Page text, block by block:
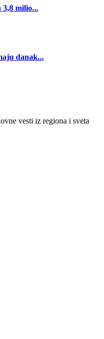
3,8 milio...
danak...
vesti iz regiona i sveta